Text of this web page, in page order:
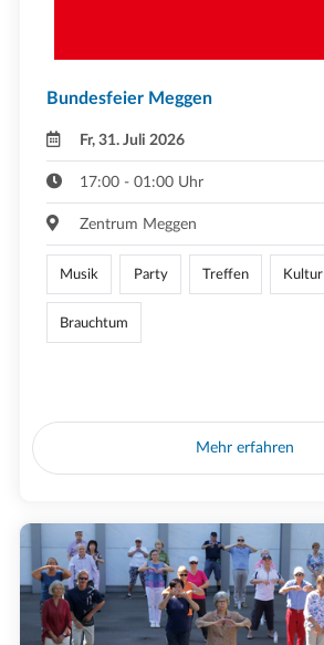
Bundesfeier Meggen
Fr, 31. Juli 2026
17:00 - 01:00 Uhr
Zentrum Meggen
Musik Party Treffen Kultur
Brauchtum
Mehr erfahren